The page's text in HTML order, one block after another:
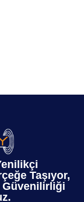
Taşıyor,
Güvenilirliği